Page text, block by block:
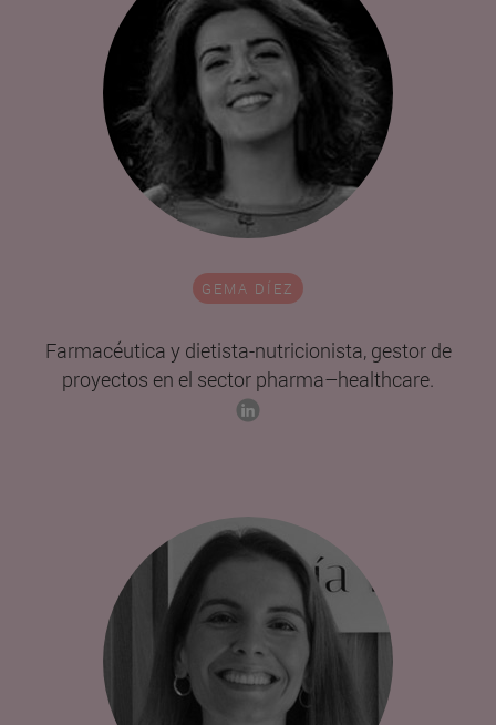
GEMA DÍEZ
Farmacéutica y dietista-nutricionista, gestor de
proyectos en el sector pharma–healthcare.